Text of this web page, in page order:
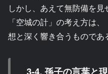
しかし、あえて無防備を
「空城の計」の考え方は
想と深く響き合うものであ
3-4. 孫子の言葉と